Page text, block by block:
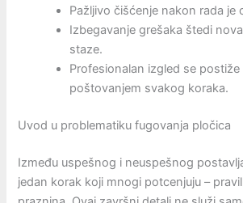
Pažljivo čišćenje nakon rada je
Izbegavanje grešaka štedi
staze.
Profesionalan izgled se postiže
poštovanjem svakog koraka.
Uvod u problematiku fugovanja pločica
Između uspešnog i neuspešnog
jedan korak koji mnogi potcenjuju –